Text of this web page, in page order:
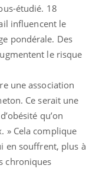
étudié. 18
influencent le
pondérale. Des
le risque
une association
Ce serait une
qu’on
» Cela complique
en souffrent, plus à
chroniques